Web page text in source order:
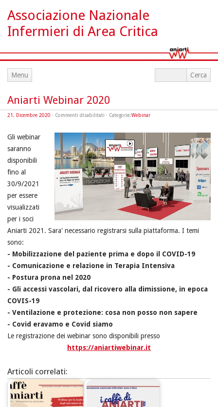
Associazione Nazionale
Infermieri di Area Critica
Menu
Aniarti Webinar 2020
21. Dicembre 2020 · Commenti disabilitati su· Categorie:Webinar
Gli webinar
saranno
disponibili
fino al
30/9/2021
per essere
visualizzati
per i soci
Aniarti 2021. Sara' necessario registrarsi sulla piattaforma. I temi
sono:
- Mobilizzazione del paziente prima e dopo il COVID-19
- Comunicazione e relazione in Terapia Intensiva
- Postura prona nel 2020
- Gli accessi vascolari, dal ricovero alla dimissione, in epoca
COVIS-19
- Ventilazione e protezione: cosa non posso non sapere
- Covid eravamo e Covid siamo
Le registrazione dei webinar sono disponibili presso
https://aniartiwebinar.it
Articoli correlati: